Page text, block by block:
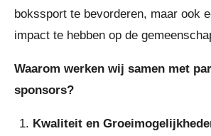
bokssport te bevorderen, maar ook
impact te hebben op de
Waarom werken wij samen met
sponsors?
Kwaliteit en